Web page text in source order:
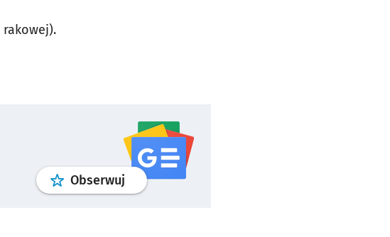
Obserwuj profilgoogle news